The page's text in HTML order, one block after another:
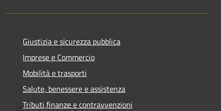
Giustizia e sicurezza pubblica
Imprese e Commercio
Mobilità e trasporti
Salute, benessere e assistenza
Tributi,finanze e contravvenzioni